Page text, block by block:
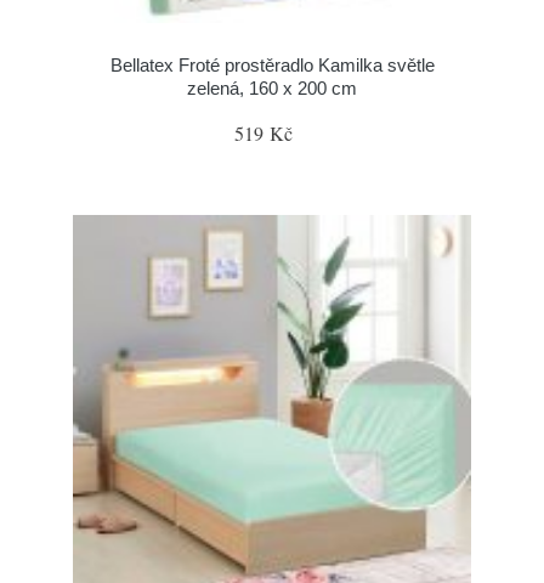
Bellatex Froté prostěradlo Kamilka světle
zelená, 160 x 200 cm
519 Kč